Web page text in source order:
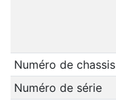
Numéro de chassis
Numéro de série